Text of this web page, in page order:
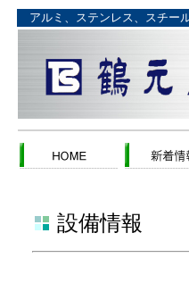
アルミ、ステンレス、スチー
設備情報